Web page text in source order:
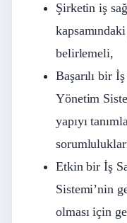
Şirketin iş
belirlemeli,
Başarılı bir
Yönetim
yapıyı
Etkin bir İş
Sistemi’nin
olması için